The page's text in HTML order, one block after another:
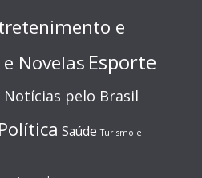
e
Novelas Esporte
Notícias pelo Brasil
Política Saúde Turismo e